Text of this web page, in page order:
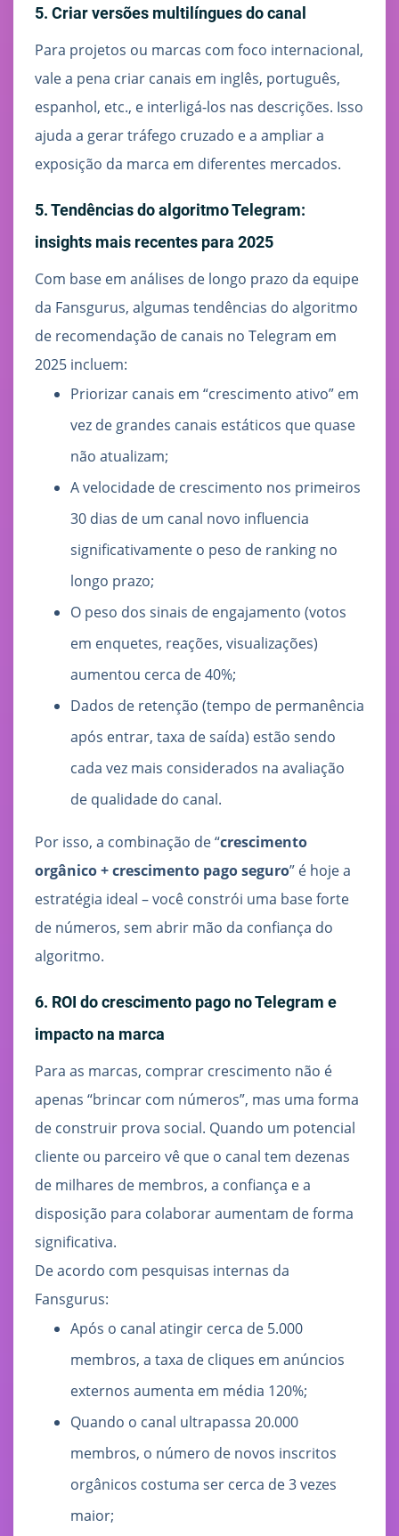
5. Criar versões multilíngues do canal
Para projetos ou marcas com foco internacional,
vale a pena criar canais em inglês, português,
espanhol, etc., e interligá-los nas descrições. Isso
ajuda a gerar tráfego cruzado e a ampliar a
exposição da marca em diferentes mercados.
5. Tendências do algoritmo Telegram:
insights mais recentes para 2025
Com base em análises de longo prazo da equipe
da Fansgurus, algumas tendências do algoritmo
de recomendação de canais no Telegram em
2025 incluem:
Priorizar canais em “crescimento ativo” em
vez de grandes canais estáticos que quase
não atualizam;
A velocidade de crescimento nos primeiros
30 dias de um canal novo influencia
significativamente o peso de ranking no
longo prazo;
O peso dos sinais de engajamento (votos
em enquetes, reações, visualizações)
aumentou cerca de 40%;
Dados de retenção (tempo de permanência
após entrar, taxa de saída) estão sendo
cada vez mais considerados na avaliação
de qualidade do canal.
Por isso, a combinação de “crescimento
orgânico + crescimento pago seguro” é hoje a
estratégia ideal – você constrói uma base forte
de números, sem abrir mão da confiança do
algoritmo.
6. ROI do crescimento pago no Telegram e
impacto na marca
Para as marcas, comprar crescimento não é
apenas “brincar com números”, mas uma forma
de construir prova social. Quando um potencial
cliente ou parceiro vê que o canal tem dezenas
de milhares de membros, a confiança e a
disposição para colaborar aumentam de forma
significativa.
De acordo com pesquisas internas da
Fansgurus:
Após o canal atingir cerca de 5.000
membros, a taxa de cliques em anúncios
externos aumenta em média 120%;
Quando o canal ultrapassa 20.000
membros, o número de novos inscritos
orgânicos costuma ser cerca de 3 vezes
maior;